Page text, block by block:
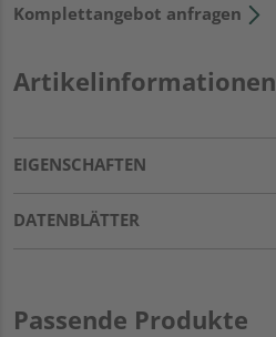
Komplettangebot anfragen
Artikelinformationen
EIGENSCHAFTEN
DATENBLÄTTER
Passende Produkte